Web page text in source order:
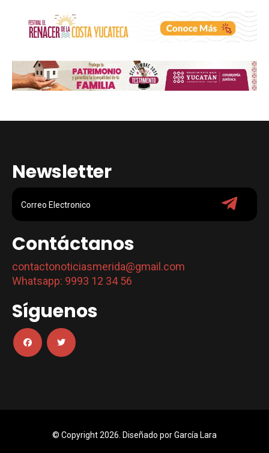
Newsletter
Contáctanos
contactonoticiasmerida@gmail.com
Whatsapp: 9993 12 34 56
Síguenos
© Copyright 2026. Diseñado porGarcía Lara